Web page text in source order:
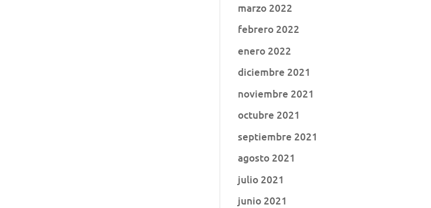
marzo 2022
febrero 2022
enero 2022
diciembre 2021
noviembre 2021
octubre 2021
septiembre 2021
agosto 2021
julio 2021
junio 2021